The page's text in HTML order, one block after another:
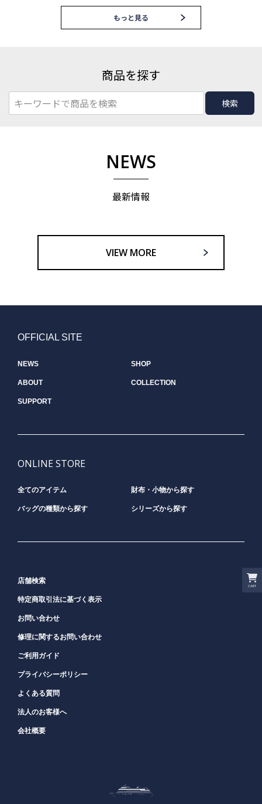
CART
もっと見る
商品を探す
検索
NEWS
最新情報
VIEW MORE
OFFICIAL SITE
NEWS SHOP
ABOUT COLLECTION
SUPPORT
ONLINE STORE
全てのアイテム 財布・小物から探す
バッグの種類から探す シリーズから探す
店舗検索
特定商取引法に基づく表示
お問い合わせ
修理に関するお問い合わせ
ご利用ガイド
プライバシーポリシー
よくある質問
法人のお客様へ
会社概要